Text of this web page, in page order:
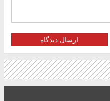
ارسال دیدگاه